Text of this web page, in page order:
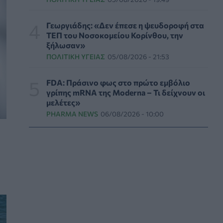
ΥΓΕΊΑ 07/08/2026 - 11:57
Γλοιοβλάστωμα: Νέο «παράθυρο» για πιο
ΥΓΕΊΑ 07/08/2026 - 11:00
ΛΔ Κονγκό: Πάνω από 4.000 τα
Γεωργιάδης: «Δεν έπεσε η ψευδοροφή στα
ΤΕΠ του Νοσοκομείου Κορίνθου, την
ξήλωσαν»
ΠΟΛΙΤΙΚΉ ΥΓΕΊΑΣ 05/08/2026 - 21:53
FDA: Πράσινο φως στο πρώτο εμβόλιο
γρίπης mRNA της Moderna – Τι δείχνουν οι
μελέτες»
PHARMA NEWS 06/08/2026 - 10:00